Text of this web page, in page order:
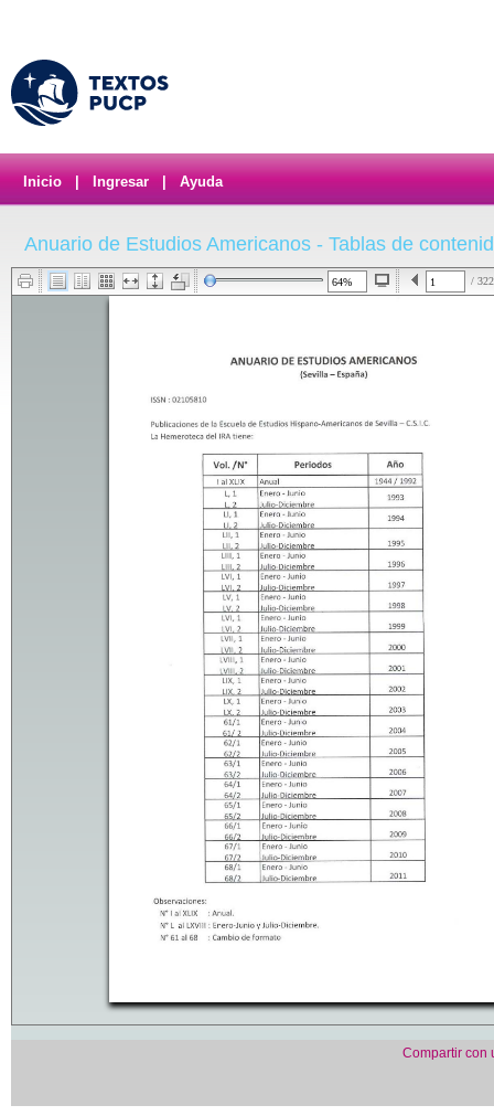
Inicio Ingresar Ayuda
Anuario de Estudios Americanos - Tablas de
/ 322
Compartir con